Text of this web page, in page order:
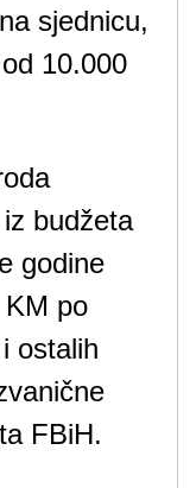
sjednicu,
10.000
budžeta
godine
po
ostalih
FBiH.